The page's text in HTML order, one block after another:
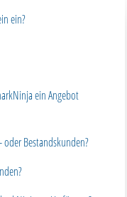
ein?
ein Angebot
Bestandskunden?